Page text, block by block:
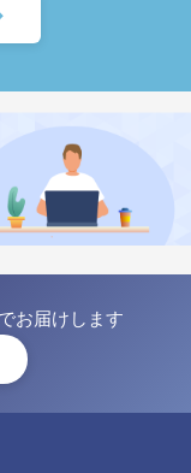
お届けします